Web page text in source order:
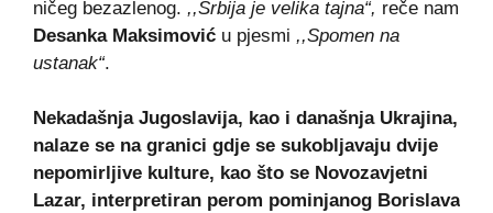
ničeg bezazlenog. ,,Srbija je velika tajna“, reče nam
Desanka Maksimović u pjesmi ,,Spomen na
ustanak“.
Nekadašnja Jugoslavija, kao i današnja Ukrajina,
nalaze se na granici gdje se sukobljavaju dvije
nepomirljive kulture, kao što se Novozavjetni
Lazar, interpretiran perom pominjanog Borislava